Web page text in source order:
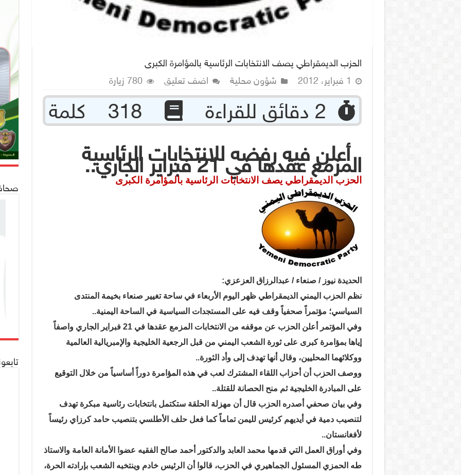
الحزب الديمقراطي يصف الانتخابات الرئاسية بالمؤامرة الكبرى
1 فبراير، 2012
شؤون محلية اضف تعليق 780 زيارة
أعلن فيه رفضه للانتخابات الرئاسية
المزمع عقدها في 21 فبراير الجاري..
الحزب الديمقراطي يصف الانتخابات الرئاسية بالمؤامرة الكبرى
الحديدة نيوز / صنعاء / عبدالرزاق العزعزي:
نظم الحزب اليمني الديمقراطي ظهر اليوم الأربعاء في ساحة تغيير صنعاء بخيمة المنتدى
السياسي؛ مؤتمراً صحفياً وقف فيه على المستجدات السياسية في الساحة اليمنية..
وفي المؤتمر أعلن الحزب عن موقفه من الانتخابات المزمع عقدها في 21 فبراير الجاري واصفاً
إياها بمؤامرة كبرى على ثورة الشعب اليمني من قبل الرجعية الخليجية والإمبريالية العالمية
ووكلائهما المحليين، وقال أنها تهدف إلى وأد الثورة..
ووصف الحزب أن أحزاب اللقاء المشترك لعب في هذه المؤامرة دوراً أساسياً من خلال التوقيع
على المبادرة الخليجية ثم منح الحصانة للقتلة..
وفي بيان صحفي أصدره الحزب قال أن مهزلة الحلقة ستكتمل بانتخابات رئاسية مبكرة تهدف
لتنصيب دمية في أيديهم كرئيس لليمن تماماً كما فعل حلف الأطلسي بتنصيب حامد كرزاي رئيساً
لأفغانستان..
وفي أوراق العمل التي قدمها محمد العابد والدكتور أحمد صالح الفقيه عضوا الأمانة العامة والاستاذ
طه الحمزي المسئول الجماهيري في الحزب، قالوا أن الرئيس خادم وينتخبه الشعب بإرادته الحرة،
صحافة